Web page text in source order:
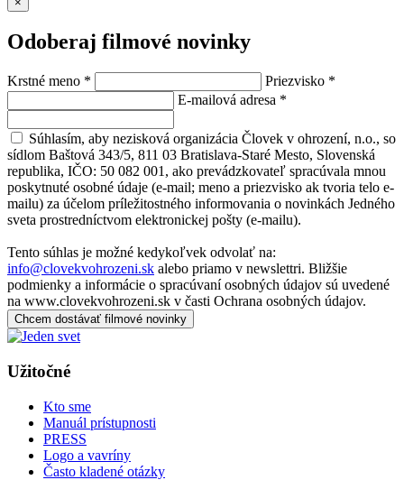
Odoberaj filmové novinky
Krstné meno * Priezvisko *
E-mailová adresa *
Súhlasím, aby nezisková organizácia Človek v ohrození, n.o., so
sídlom Baštová 343/5, 811 03 Bratislava-Staré Mesto, Slovenská
republika, IČO: 50 082 001, ako prevádzkovateľ spracúvala mnou
poskytnuté osobné údaje (e-mail; meno a priezvisko ak tvoria telo e-
mailu) za účelom príležitostného informovania o novinkách Jedného
sveta prostredníctvom elektronickej pošty (e-mailu).
Tento súhlas je možné kedykoľvek odvolať na:
info@clovekvohrozeni.sk alebo priamo v newslettri. Bližšie
podmienky a informácie o spracúvaní osobných údajov sú uvedené
na www.clovekvohrozeni.sk v časti Ochrana osobných údajov.
Chcem dostávať filmové novinky
Užitočné
Kto sme
Manuál prístupnosti
PRESS
Logo a vavríny
Často kladené otázky